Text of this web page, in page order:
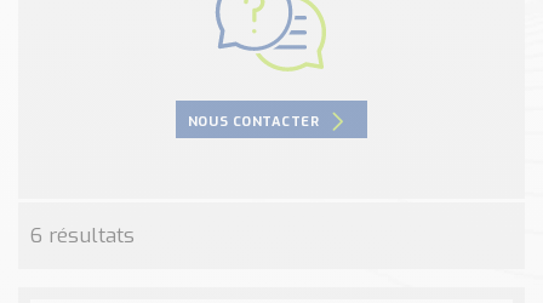
Devis, Tarifs, Renseignements techniques
NOUS CONTACTER
6 résultats